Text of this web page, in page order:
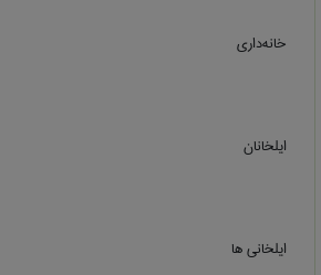
خانه‌داري
ایلخانان
ایلخانی ها